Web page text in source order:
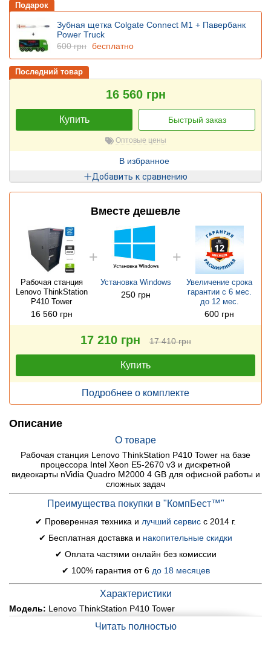
Подарок
Зубная щетка Colgate Connect M1 + Павербанк
Power Truck
600 грн бесплатно
Последний товар
16 560 грн
Купить Быстрый заказ
Оптовые цены
В избранное
Добавить к сравнению
Вместе дешевле
Рабочая станция
Lenovo ThinkStation
P410 Tower
16 560 грн
Установка Windows
250 грн
Увеличение срока
гарантии с 6 мес.
до 12 мес.
600 грн
17 210 грн 17 410 грн
Купить
Подробнее о комплекте
Описание
О товаре
Рабочая станция Lenovo ThinkStation P410 Tower на базе
процессора Intel Xeon E5-2670 v3 и дискретной
видеокарты nVidia Quadro M2000 4 GB для офисной работы и
сложных задач
Преимущества покупки в "КомпБест™"
✔ Проверенная техника и лучший сервис с 2014 г.
✔ Бесплатная доставка и накопительные скидки
✔ Оплата частями онлайн без комиссии
✔ 100% гарантия от 6 до 18 месяцев
Характеристики
Модель: Lenovo ThinkStation P410 Tower
Intel C612 Chipset
Читать полностью